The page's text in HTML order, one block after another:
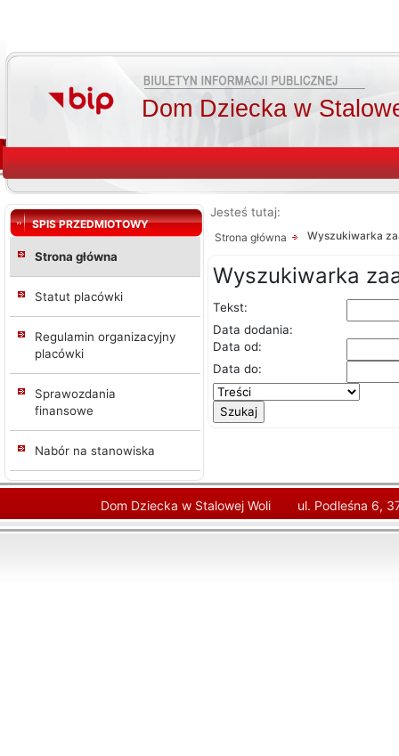
Dom Dziecka w
SPIS PRZEDMIOTOWY
Strona główna
Statut placówki
Regulamin organizacyjny
placówki
Sprawozdania
finansowe
Nabór na stanowiska
Jesteś tutaj:
Strona główna Wyszukiwarka
Wyszukiwarka
Tekst:
Data dodania:
Data od:
Data do:
Dom Dziecka w Stalowej Woli ul. Podleśna 6,